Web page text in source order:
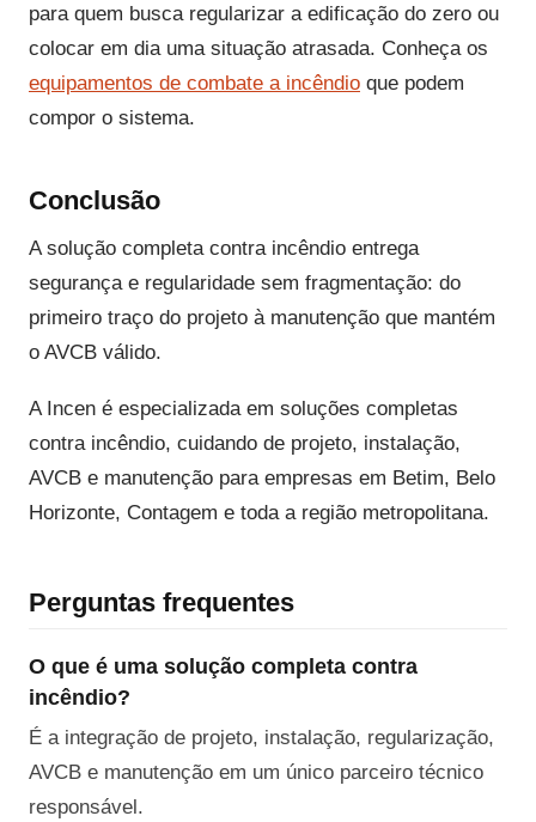
para quem busca regularizar a edificação do zero ou
colocar em dia uma situação atrasada. Conheça os
equipamentos de combate a incêndio que podem
compor o sistema.
Conclusão
A solução completa contra incêndio entrega
segurança e regularidade sem fragmentação: do
primeiro traço do projeto à manutenção que mantém
o AVCB válido.
A Incen é especializada em soluções completas
contra incêndio, cuidando de projeto, instalação,
AVCB e manutenção para empresas em Betim, Belo
Horizonte, Contagem e toda a região metropolitana.
Perguntas frequentes
O que é uma solução completa contra
incêndio?
É a integração de projeto, instalação, regularização,
AVCB e manutenção em um único parceiro técnico
responsável.